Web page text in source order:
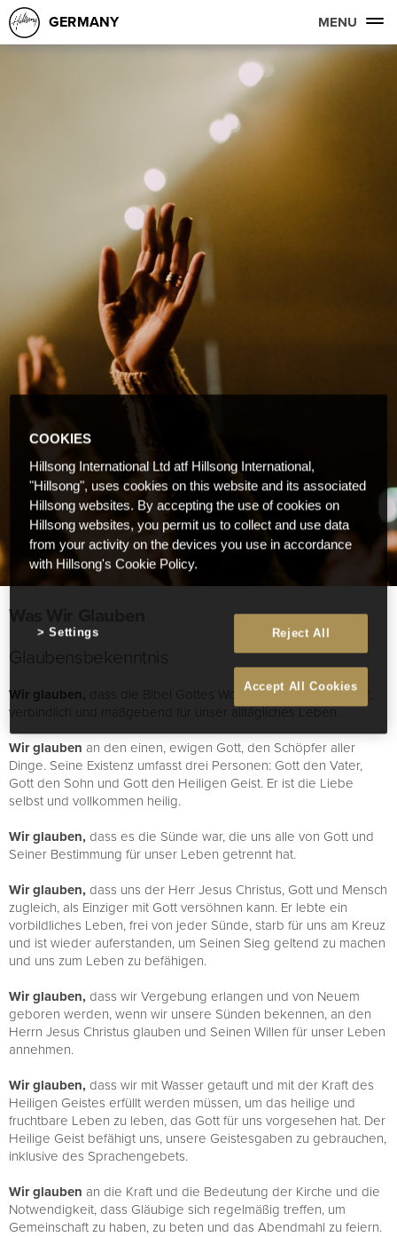
GERMANY MENU
Was Wir Glauben
Glaubensbekenntnis
Wir glauben, dass die Bibel Gottes Wort ist. Sein Wort ist wahr,
verbindlich und maßgebend für unser alltägliches Leben.
Wir glauben an den einen, ewigen Gott, den Schöpfer aller
Dinge. Seine Existenz umfasst drei Personen: Gott den Vater,
Gott den Sohn und Gott den Heiligen Geist. Er ist die Liebe
selbst und vollkommen heilig.
Wir glauben,dass es die Sünde war, die uns alle von Gott und
Seiner Bestimmung für unser Leben getrennt hat.
Wir glauben,dass uns der Herr Jesus Christus, Gott und Mensch
zugleich, als Einziger mit Gott versöhnen kann. Er lebte ein
vorbildliches Leben, frei von jeder Sünde, starb für uns am Kreuz
und ist wieder auferstanden, um Seinen Sieg geltend zu machen
und uns zum Leben zu befähigen.
Wir glauben,dass wir Vergebung erlangen und von Neuem
geboren werden, wenn wir unsere Sünden bekennen, an den
Herrn Jesus Christus glauben und Seinen Willen für unser Leben
annehmen.
Wir glauben,dass wir mit Wasser getauft und mit der Kraft des
Heiligen Geistes erfüllt werden müssen, um das heilige und
fruchtbare Leben zu leben, das Gott für uns vorgesehen hat. Der
Heilige Geist befähigt uns, unsere Geistesgaben zu gebrauchen,
inklusive des Sprachengebets.
Wir glauben an die Kraft und die Bedeutung der Kirche und die
Notwendigkeit, dass Gläubige sich regelmäßig treffen, um
Gemeinschaft zu haben, zu beten und das Abendmahl zu feiern.
COOKIES
Hillsong International Ltd atf Hillsong International,
"Hillsong", uses cookies on this website and its associated
Hillsong websites. By accepting the use of cookies on
Hillsong websites, you permit us to collect and use data
from your activity on the devices you use in accordance
with Hillsong's Cookie Policy.
Reject All
Accept All Cookies
Settings